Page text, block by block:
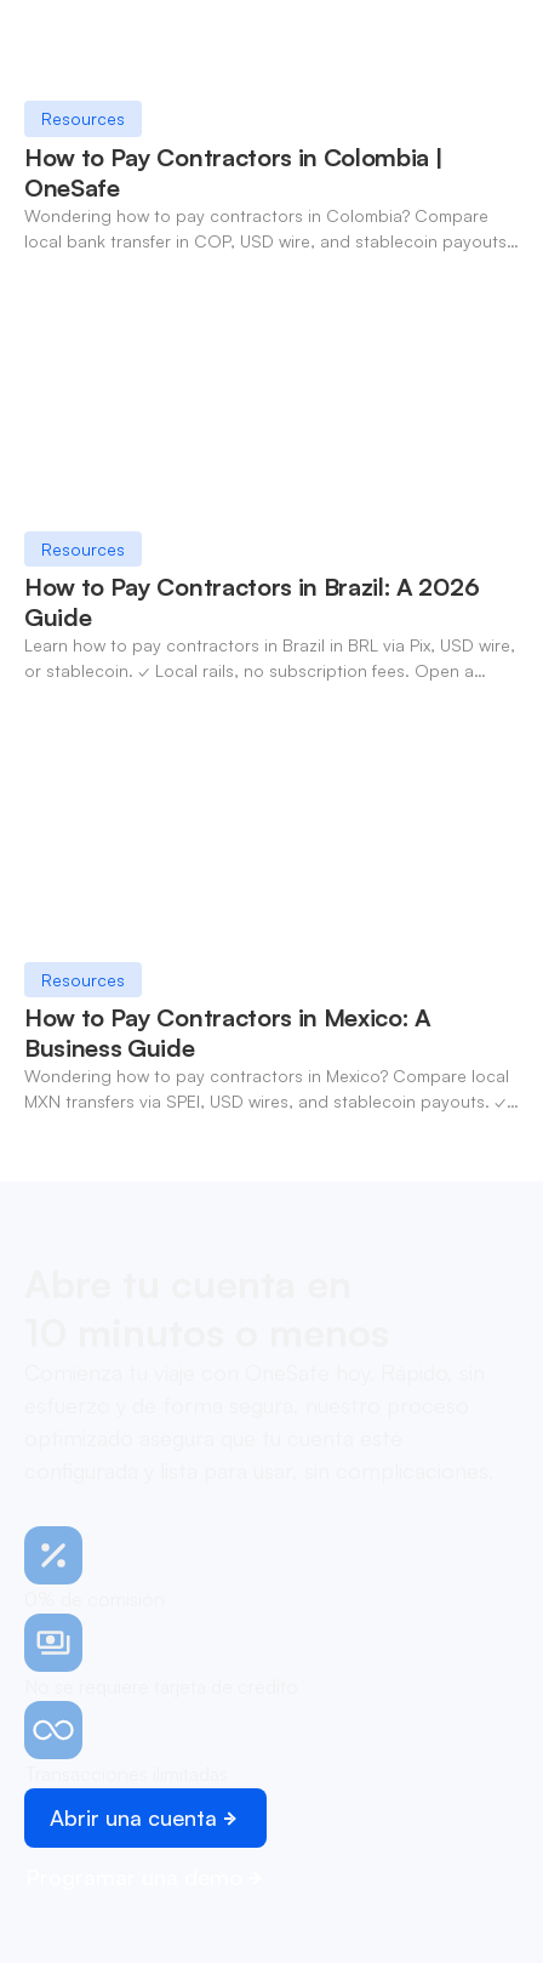
Resources
How to Pay Contractors in Colombia |
OneSafe
Wondering how to pay contractors in Colombia? Compare
local bank transfer in COP, USD wire, and stablecoin payouts.
Resources
How to Pay Contractors in Brazil: A 2026
Guide
Learn how to pay contractors in Brazil in BRL via Pix, USD wire,
or stablecoin. ✓ Local rails, no subscription fees. Open a
Resources
How to Pay Contractors in Mexico: A
Business Guide
Wondering how to pay contractors in Mexico? Compare local
MXN transfers via SPEI, USD wires, and stablecoin payouts. ✓
Abrir una cuenta